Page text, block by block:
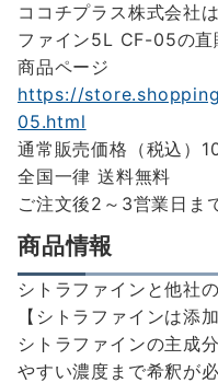
ココチプラス株式会社
ファイン5L CF-05の直
商品ページ
https://
05.html
通常販売価格（税込）
全国一律 送料無料
ご注文後2～3営業日ま
商品情報
シトラファインと他社
【シトラファインは添
シトラファインの主成
やすい濃度まで希釈が